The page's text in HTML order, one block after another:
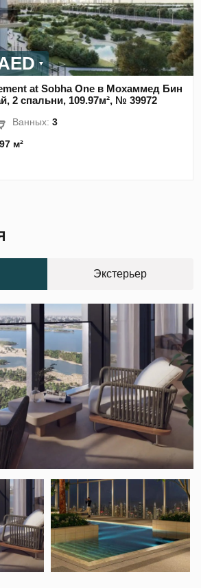
at Sobha One в Мохаммед Бин
2 спальни, 109.97м², № 39972
Ванных:3
м²
Экстерьер